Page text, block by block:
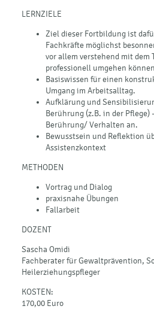
LERNZIELE
Ziel dieser Fortbildung ist
Fachkräfte möglichst
vor allem verstehend mit dem
professionell umgehen
Basiswissen für einen
Umgang im Arbeitsalltag.
Aufklärung und
Berührung (z.B. in der
Berührung/ Verhalten an.
Bewusstsein und Reflektion
Assistenzkontext
METHODEN
Vortrag und Dialog
praxisnahe Übungen
Fallarbeit
DOZENT
Sascha Omidi
Fachberater für Gewaltprävention,
Heilerziehungspfleger
KOSTEN:
170,00 Euro